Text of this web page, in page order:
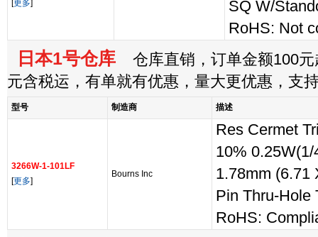
[更多]
SQ W/
RoHS: Not
日本1号仓库 仓库直销，订单金额100元
元含税运，有单就有优惠，量大更优惠，支
型号 制造商 描述
3266W-1-101LF
[更多]
Bourns Inc
Res Cermet
10%
1.78mm (6.71
Pin Thru-Hole
RoHS: